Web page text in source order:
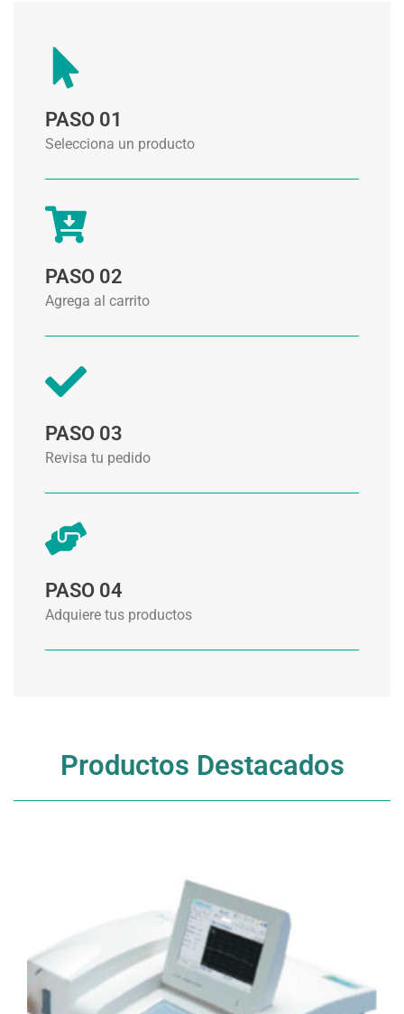
PASO 01
Selecciona un producto
PASO 02
Agrega al carrito
PASO 03
Revisa tu pedido
PASO 04
Adquiere tus productos
Productos Destacados